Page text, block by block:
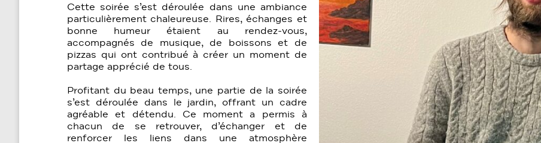
Cette soirée s’est déroulée dans une ambiance
particulièrement chaleureuse. Rires, échanges et
bonne humeur étaient au rendez-vous,
accompagnés de musique, de boissons et de
pizzas qui ont contribué à créer un moment de
partage apprécié de tous.
Profitant du beau temps, une partie de la soirée
s’est déroulée dans le jardin, offrant un cadre
agréable et détendu. Ce moment a permis à
chacun de se retrouver, d’échanger et de
renforcer les liens dans une atmosphère